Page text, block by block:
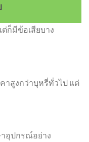
ก็มีข้อเสียบาง
สูงกว่าบุหรี่ทั่วไป แต่
อุปกรณ์อย่าง